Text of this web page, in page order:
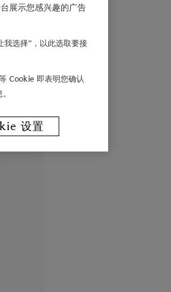
展示您感兴趣的广告
我选择”，以此选取要接
Cookie 即表明您确认
设置